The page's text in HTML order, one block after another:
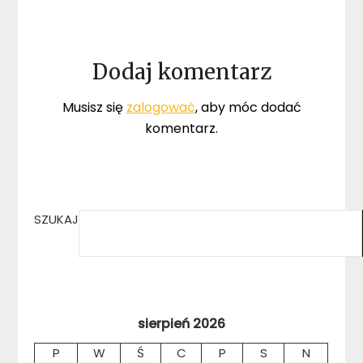
Dodaj komentarz
Musisz się zalogować, aby móc dodać
komentarz.
SZUKAJ
sierpień 2026
P W Ś C P S
N